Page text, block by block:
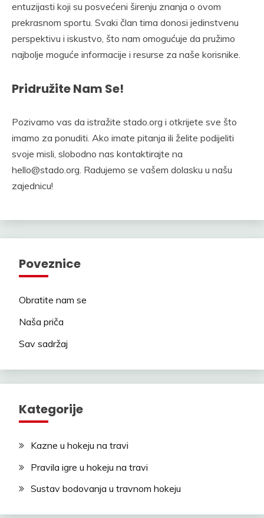
entuzijasti koji su posvećeni širenju znanja o ovom
prekrasnom sportu. Svaki član tima donosi jedinstvenu
perspektivu i iskustvo, što nam omogućuje da pružimo
najbolje moguće informacije i resurse za naše korisnike.
Pridružite Nam Se!
Pozivamo vas da istražite stado.org i otkrijete sve što
imamo za ponuditi. Ako imate pitanja ili želite podijeliti
svoje misli, slobodno nas kontaktirajte na
hello@stado.org. Radujemo se vašem dolasku u našu
zajednicu!
Poveznice
Obratite nam se
Naša priča
Sav sadržaj
Kategorije
Kazne u hokeju na travi
Pravila igre u hokeju na travi
Sustav bodovanja u travnom hokeju